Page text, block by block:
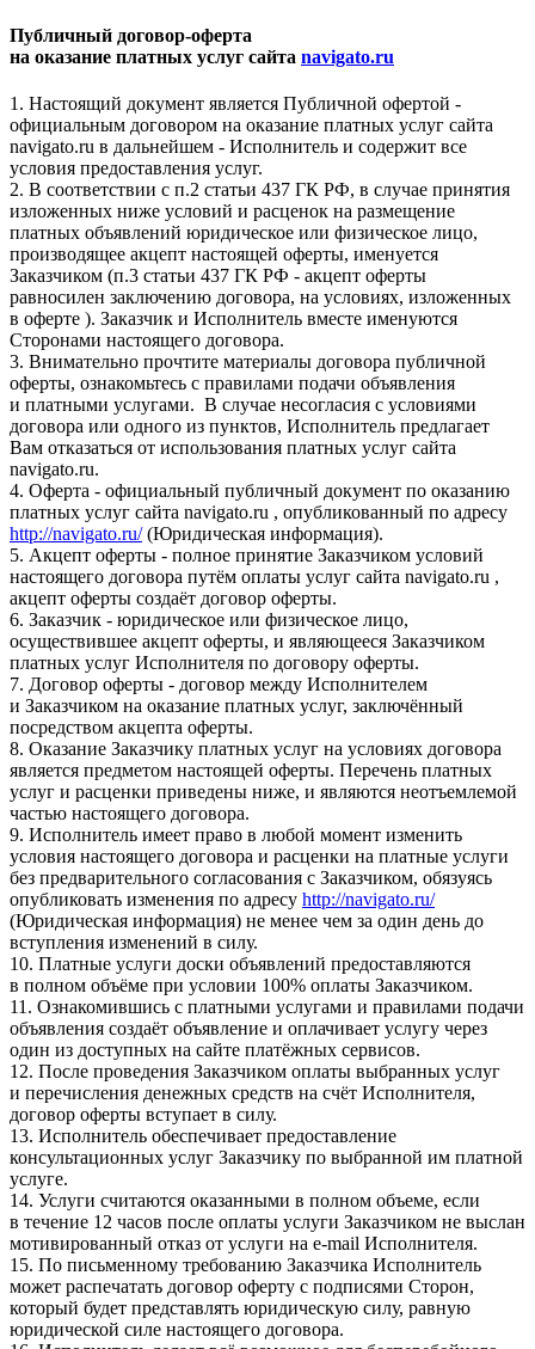
Публичный договор-оферта
на оказание платных услуг сайта navigato.ru
1. Настоящий документ является Публичной офертой -
официальным договором на оказание платных услуг сайта
navigato.ru в дальнейшем - Исполнитель и содержит все
условия предоставления услуг.
2. В соответствии с п.2 статьи 437 ГК РФ, в случае принятия
изложенных ниже условий и расценок на размещение
платных объявлений юридическое или физическое лицо,
производящее акцепт настоящей оферты, именуется
Заказчиком (п.3 статьи 437 ГК РФ - акцепт оферты
равносилен заключению договора, на условиях, изложенных
в оферте ). Заказчик и Исполнитель вместе именуются
Сторонами настоящего договора.
3. Внимательно прочтите материалы договора публичной
оферты, ознакомьтесь с правилами подачи объявления
и платными услугами. В случае несогласия с условиями
договора или одного из пунктов, Исполнитель предлагает
Вам отказаться от использования платных услуг сайта
navigato.ru.
4. Оферта - официальный публичный документ по оказанию
платных услуг сайта navigato.ru , опубликованный по адресу
http://navigato.ru/(Юридическая информация).
5. Акцепт оферты - полное принятие Заказчиком условий
настоящего договора путём оплаты услуг сайта navigato.ru ,
акцепт оферты создаёт договор оферты.
6. Заказчик - юридическое или физическое лицо,
осуществившее акцепт оферты, и являющееся Заказчиком
платных услуг Исполнителя по договору оферты.
7. Договор оферты - договор между Исполнителем
и Заказчиком на оказание платных услуг, заключённый
посредством акцепта оферты.
8. Оказание Заказчику платных услуг на условиях договора
является предметом настоящей оферты. Перечень платных
услуг и расценки приведены ниже, и являются неотъемлемой
частью настоящего договора.
9. Исполнитель имеет право в любой момент изменить
условия настоящего договора и расценки на платные услуги
без предварительного согласования с Заказчиком, обязуясь
опубликовать изменения по адресу http://navigato.ru/
(Юридическая информация) не менее чем за один день до
вступления изменений в силу.
10. Платные услуги доски объявлений предоставляются
в полном объёме при условии 100% оплаты Заказчиком.
11. Ознакомившись с платными услугами и правилами подачи
объявления создаёт объявление и оплачивает услугу через
один из доступных на сайте платёжных сервисов.
12. После проведения Заказчиком оплаты выбранных услуг
и перечисления денежных средств на счёт Исполнителя,
договор оферты вступает в силу.
13. Исполнитель обеспечивает предоставление
консультационных услуг Заказчику по выбранной им платной
услуге.
14. Услуги считаются оказанными в полном объеме, если
в течение 12 часов после оплаты услуги Заказчиком не выслан
мотивированный отказ от услуги на e-mail Исполнителя.
15. По письменному требованию Заказчика Исполнитель
может распечатать договор оферту с подписями Сторон,
который будет представлять юридическую силу, равную
юридической силе настоящего договора.